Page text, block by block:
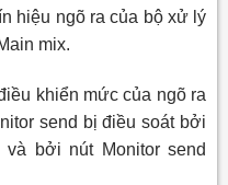
hiệu ngõ ra của bộ xử lý
mix.
khiển mức của ngõ ra
send bị điều soát bởi
bởi nút Monitor send